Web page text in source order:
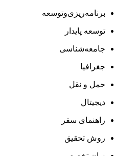
برنامه‌ریزی‌وتوسعه
توسعه پایدار
جامعه‌شناسی
جغرافیا
حمل و نقل
دیجیتال
راهنمای سفر
روش تحقیق